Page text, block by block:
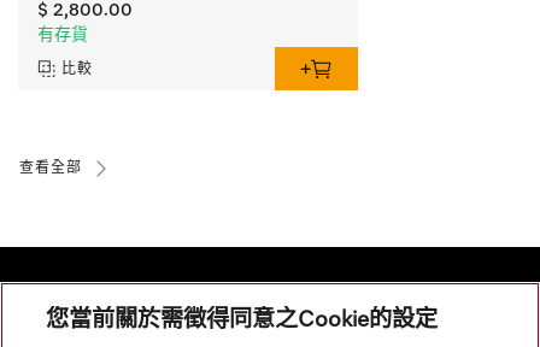
$ 2,800.00
有存貨
比較
查看全部
您當前關於需徵得同意之Cookie的設定